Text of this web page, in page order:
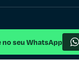
no seu WhatsApp